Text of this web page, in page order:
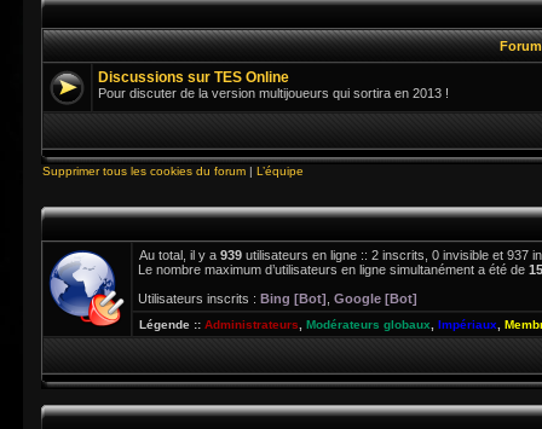
Discussions sur TES Online
Pour discuter de la version multijoueurs qui sortira en 2013 !
Supprimer tous les cookies du forum | L’équipe
Au total, il y a 939 utilisateurs en ligne :: 2 inscrits, 0 invisible et 937
Le nombre maximum d’utilisateurs en ligne simultanément a été de
Utilisateurs inscrits : Bing [Bot] Google [Bot]
Légende :: Administrateurs Modérateurs globaux Impériaux